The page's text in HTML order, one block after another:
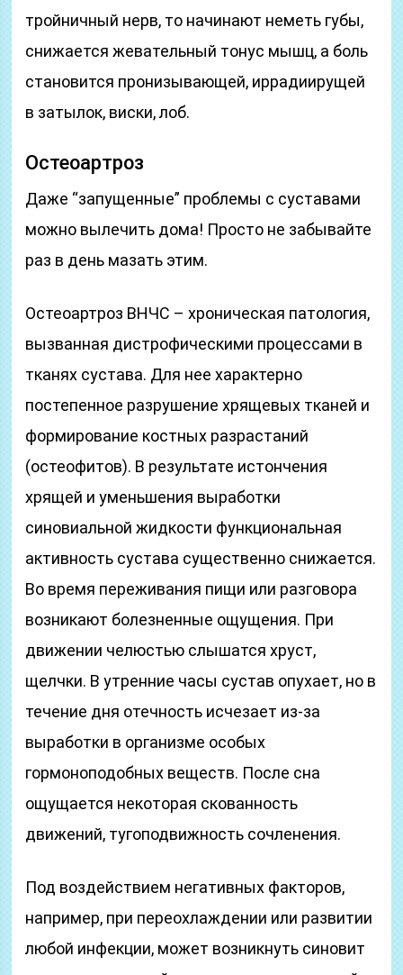
тройничный нерв, то начинают неметь губы,
снижается жевательный тонус мышц, а боль
становится пронизывающей, иррадиирущей
в затылок, виски, лоб.
Остеоартроз
Даже “запущенные” проблемы с суставами
можно вылечить дома! Просто не забывайте
раз в день мазать этим.
Остеоартроз ВНЧС – хроническая патология,
вызванная дистрофическими процессами в
тканях сустава. Для нее характерно
постепенное разрушение хрящевых тканей и
формирование костных разрастаний
(остеофитов). В результате истончения
хрящей и уменьшения выработки
синовиальной жидкости функциональная
активность сустава существенно снижается.
Во время переживания пищи или разговора
возникают болезненные ощущения. При
движении челюстью слышатся хруст,
щелчки. В утренние часы сустав опухает, но в
течение дня отечность исчезает из-за
выработки в организме особых
гормоноподобных веществ. После сна
ощущается некоторая скованность
движений, тугоподвижность сочленения.
Под воздействием негативных факторов,
например, при переохлаждении или развитии
любой инфекции, может возникнуть синовит